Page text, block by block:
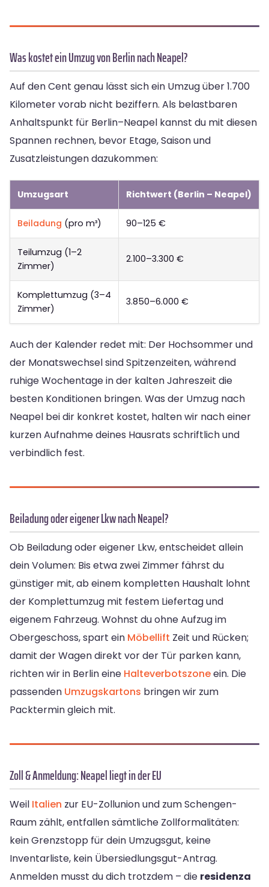
Was kostet ein Umzug von Berlin nach Neapel?
Auf den Cent genau lässt sich ein Umzug über 1.700
Kilometer vorab nicht beziffern. Als belastbaren
Anhaltspunkt für Berlin–Neapel kannst du mit diesen
Spannen rechnen, bevor Etage, Saison und
Zusatzleistungen dazukommen:
Umzugsart Richtwert (Berlin – Neapel)
Beiladung (pro m³) 90–125 €
Teilumzug (1–2
Zimmer)
2.100–3.300 €
Komplettumzug (3–4
Zimmer)
3.850–6.000 €
Auch der Kalender redet mit: Der Hochsommer und
der Monatswechsel sind Spitzenzeiten, während
ruhige Wochentage in der kalten Jahreszeit die
besten Konditionen bringen. Was der Umzug nach
Neapel bei dir konkret kostet, halten wir nach einer
kurzen Aufnahme deines Hausrats schriftlich und
verbindlich fest.
Beiladung oder eigener Lkw nach Neapel?
Ob Beiladung oder eigener Lkw, entscheidet allein
dein Volumen: Bis etwa zwei Zimmer fährst du
günstiger mit, ab einem kompletten Haushalt lohnt
der Komplettumzug mit festem Liefertag und
eigenem Fahrzeug. Wohnst du ohne Aufzug im
Obergeschoss, spart ein Möbellift Zeit und Rücken;
damit der Wagen direkt vor der Tür parken kann,
richten wir in Berlin eine Halteverbotszoneein. Die
passenden Umzugskartons bringen wir zum
Packtermin gleich mit.
Zoll & Anmeldung: Neapel liegt in der EU
Weil Italien zur EU-Zollunion und zum Schengen-
Raum zählt, entfallen sämtliche Zollformalitäten:
kein Grenzstopp für dein Umzugsgut, keine
Inventarliste, kein Übersiedlungsgut-Antrag.
Anmelden musst du dich trotzdem – die residenza